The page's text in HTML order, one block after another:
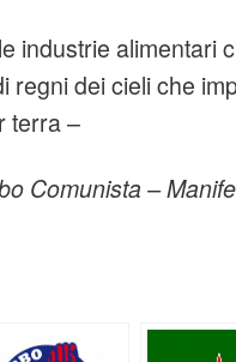
industrie alimentari
regni dei cieli che
terra –
Comunista –